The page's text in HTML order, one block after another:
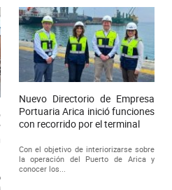
Nuevo Directorio de Empresa
Portuaria Arica inició funciones
con recorrido por el terminal
Con el objetivo de interiorizarse sobre
la operación del Puerto de Arica y
conocer los...